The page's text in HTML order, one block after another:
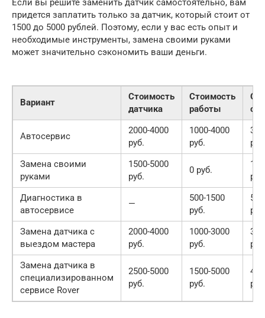
Если вы решите заменить датчик самостоятельно, вам
придется заплатить только за датчик, который стоит от
1500 до 5000 рублей. Поэтому, если у вас есть опыт и
необходимые инструменты, замена своими руками
может значительно сэкономить ваши деньги.
Вариант
Стоимость
датчика
Стоимость
работы
Автосервис
2000-4000
руб.
1000-4000
руб.
Замена своими
руками
1500-5000
руб.
0 руб.
Диагностика в
автосервисе
—
500-1500
руб.
Замена датчика с
выездом мастера
2000-4000
руб.
1000-3000
руб.
Замена датчика в
специализированном
сервисе Rover
2500-5000
руб.
1500-5000
руб.